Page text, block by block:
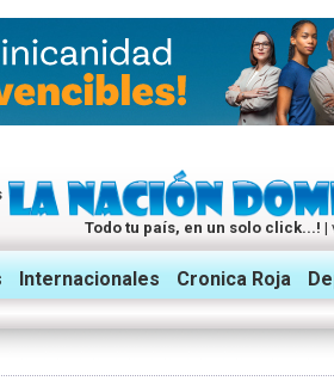
Todo tu país, en un solo click...! |
Internacionales Cronica Roja